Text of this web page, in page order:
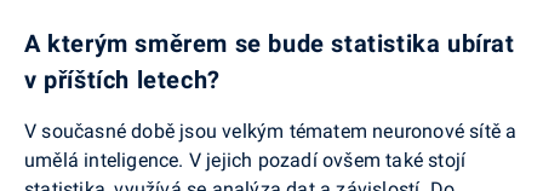
A kterým směrem se bude statistika ubírat
v příštích letech?
V současné době jsou velkým tématem neuronové sítě a
umělá inteligence. V jejich pozadí ovšem také stojí